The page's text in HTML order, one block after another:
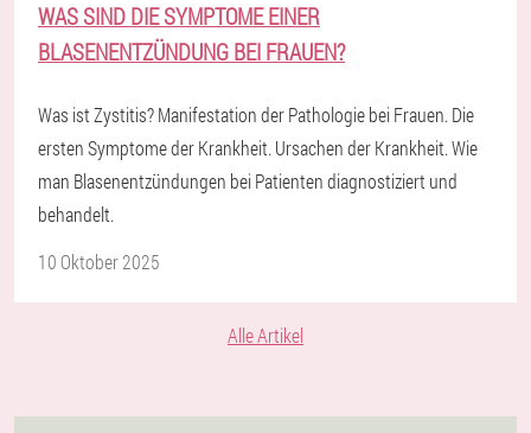
WAS SIND DIE SYMPTOME EINER
BLASENENTZÜNDUNG BEI FRAUEN?
Was ist Zystitis? Manifestation der Pathologie bei Frauen. Die
ersten Symptome der Krankheit. Ursachen der Krankheit. Wie
man Blasenentzündungen bei Patienten diagnostiziert und
behandelt.
10 Oktober 2025
Alle Artikel